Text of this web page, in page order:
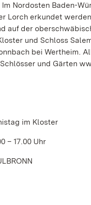
Nordosten Baden-
Lorch erkundet
auf der
und Schloss
bei Wertheim.
und Gärten
im Kloster
– 17.00 Uhr